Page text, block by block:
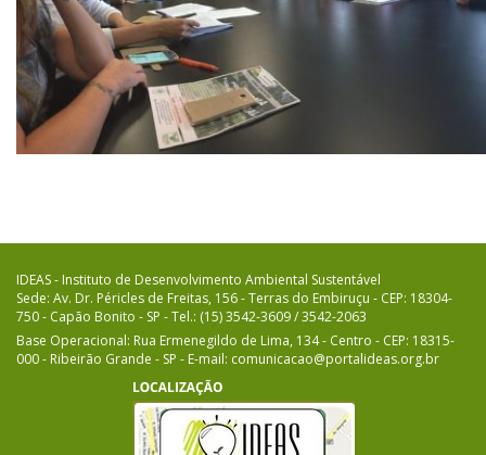
IDEAS - Instituto de Desenvolvimento Ambiental Sustentável
Sede: Av. Dr. Péricles de Freitas, 156 - Terras do Embiruçu - CEP: 18304-
750 - Capão Bonito - SP - Tel.: (15) 3542-3609 / 3542-2063
Base Operacional: Rua Ermenegildo de Lima, 134 - Centro - CEP: 18315-
000 - Ribeirão Grande - SP - E-mail: comunicacao@portalideas.org.br